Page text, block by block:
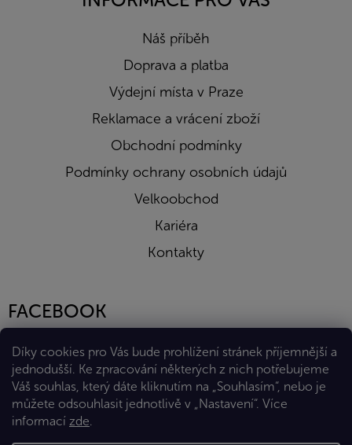
Díky cookies pro Vás bude prohlížení stránek příjemnější a
jednodušší. Ke zpracování některých z nich potřebujeme
Váš souhlas, který dáte kliknutím na „Souhlasím“, nebo je
můžete odsouhlasit jednotlivě v „Nastavení“. Více
informací zde.
Náš příběh
Doprava a platba
Výdejní místa v Praze
Reklamace a vrácení zboží
Obchodní podmínky
Podmínky ochrany osobních údajů
Velkoobchod
Kariéra
Kontakty
FACEBOOK